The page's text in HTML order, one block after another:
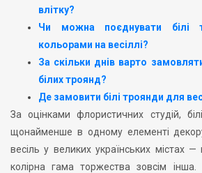
влітку?
Чи можна поєднувати білі
кольорами на весіллі?
За скільки днів варто
білих троянд?
Де замовити білі троянди для
За оцінками флористичних студій,
щонайменше в одному елементі
весіль у великих українських містах
колірна гама торжества зовсім